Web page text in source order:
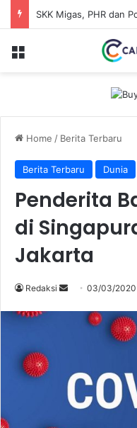
Menu
Home / Berita Terbaru
Berita Terbaru Dunia
Penderita
di
Jakarta
Redaksi
Send
email
03/03/2020